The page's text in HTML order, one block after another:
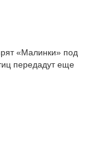
«Малинки» под
передадут еще